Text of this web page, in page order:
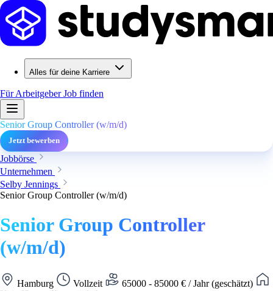
Alles für deine Karriere
Für ArbeitgeberJob finden
Senior Group Controller (w/m/d)
Jetzt bewerben
Jobbörse
Unternehmen
Selby Jennings
Senior Group Controller (w/m/d)
Senior Group Controller
(w/m/d)
Hamburg Vollzeit
65000 - 85000 € / Jahr (geschätzt)